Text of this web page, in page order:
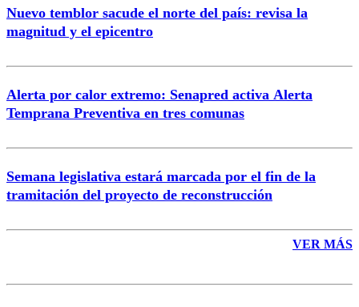
Nuevo temblor sacude el norte del país: revisa la
magnitud y el epicentro
Alerta por calor extremo: Senapred activa Alerta
Temprana Preventiva en tres comunas
Semana legislativa estará marcada por el fin de la
tramitación del proyecto de reconstrucción
VER MÁS